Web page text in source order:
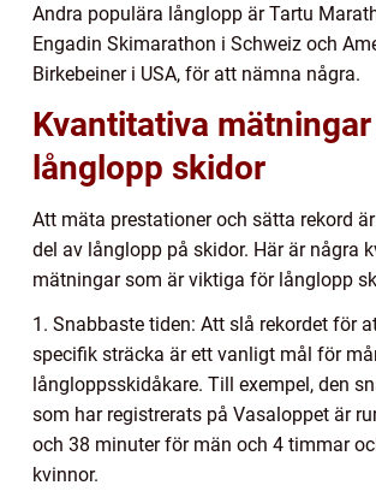
Andra populära långlopp är Tartu
Engadin Skimarathon i Schweiz och
Birkebeiner i USA, för att nämna några.
Kvantitativa
långlopp skidor
Att mäta prestationer och sätta rekord
del av långlopp på skidor. Här är några
mätningar som är viktiga för långlopp
1. Snabbaste tiden: Att slå rekordet för
specifik sträcka är ett vanligt mål för
långloppsskidåkare. Till exempel, den
som har registrerats på Vasaloppet är
och 38 minuter för män och 4 timmar
kvinnor.